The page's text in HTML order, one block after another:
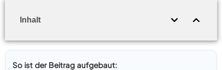
Inhalt
So ist der Beitrag aufgebaut: